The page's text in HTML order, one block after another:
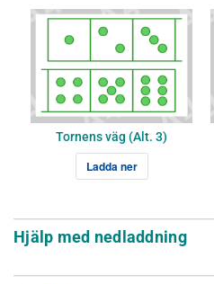
Tornens väg (Alt. 3)
Ladda ner
Hjälp med nedladdning